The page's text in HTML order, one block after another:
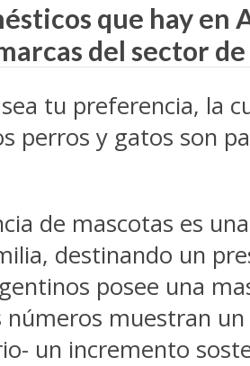
que hay
del sector
tu preferencia,
perros y gatos son
de mascotas es
destinando un
posee una
muestran
un incremento